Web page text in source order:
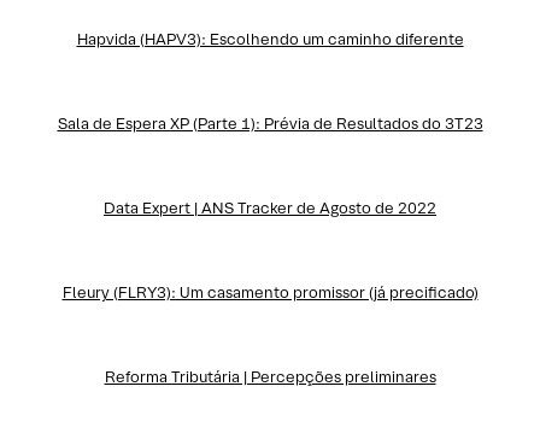
Hapvida (HAPV3): Escolhendo um caminho diferente
Sala de Espera XP (Parte 1): Prévia de Resultados do 3T23
Data Expert | ANS Tracker de Agosto de 2022
Fleury (FLRY3): Um casamento promissor (já precificado)
Reforma Tributária | Percepções preliminares